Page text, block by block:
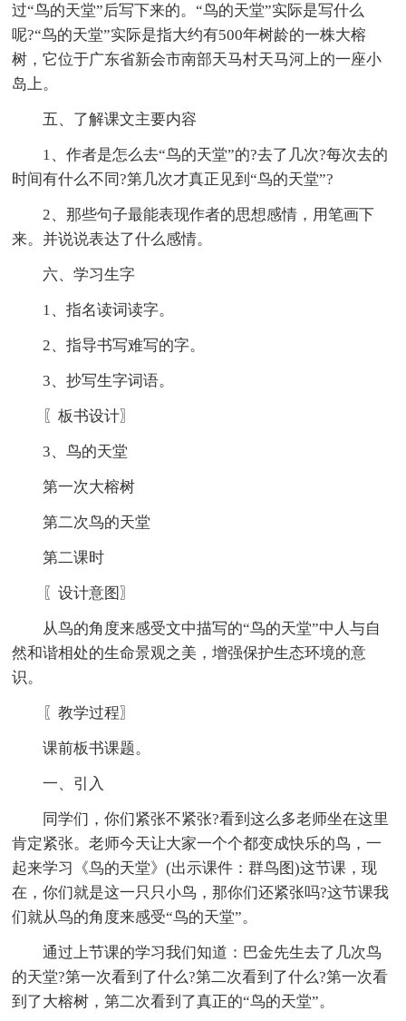
过“鸟的天堂”后写下来的。“鸟的天堂”实际是写什么
呢?“鸟的天堂”实际是指大约有500年树龄的一株大榕
树，它位于广东省新会市南部天马村天马河上的一座小
岛上。
五、了解课文主要内容
1、作者是怎么去“鸟的天堂”的?去了几次?每次去的
时间有什么不同?第几次才真正见到“鸟的天堂”?
2、那些句子最能表现作者的思想感情，用笔画下
来。并说说表达了什么感情。
六、学习生字
1、指名读词读字。
2、指导书写难写的字。
3、抄写生字词语。
〖板书设计〗
3、鸟的天堂
第一次大榕树
第二次鸟的天堂
第二课时
〖设计意图〗
从鸟的角度来感受文中描写的“鸟的天堂”中人与自
然和谐相处的生命景观之美，增强保护生态环境的意
识。
〖教学过程〗
课前板书课题。
一、引入
同学们，你们紧张不紧张?看到这么多老师坐在这里
肯定紧张。老师今天让大家一个个都变成快乐的鸟，一
起来学习《鸟的天堂》(出示课件：群鸟图)这节课，现
在，你们就是这一只只小鸟，那你们还紧张吗?这节课我
们就从鸟的角度来感受“鸟的天堂”。
通过上节课的学习我们知道：巴金先生去了几次鸟
的天堂?第一次看到了什么?第二次看到了什么?第一次看
到了大榕树，第二次看到了真正的“鸟的天堂”。